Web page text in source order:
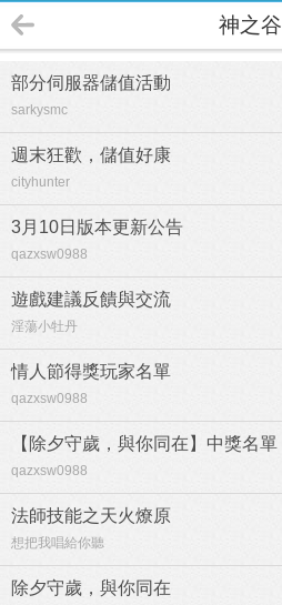
神之谷
部分伺服器儲值活動
sarkysmc
週末狂歡，儲值好康
cityhunter
3月10日版本更新公告
qazxsw0988
遊戲建議反饋與交流
淫蕩小牡丹
情人節得獎玩家名單
qazxsw0988
【除夕守歲，與你同在】中獎名單
qazxsw0988
法師技能之天火燎原
想把我唱給你聽
除夕守歲，與你同在